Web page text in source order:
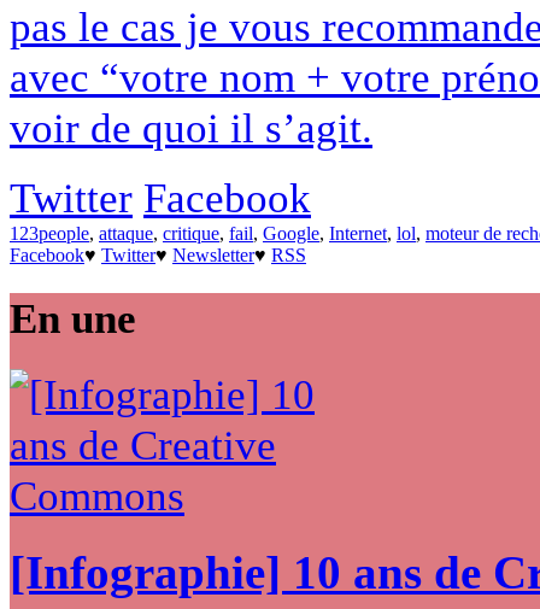
pas le cas je vous
avec “votre nom + votre
voir de quoi il s’agit.
Twitter Facebook
123people, attaque, critique, fail, Google, Internet, lol, moteur de
Facebook♥ Twitter♥ Newsletter♥ RSS
En une
[Infographie] 10 ans de